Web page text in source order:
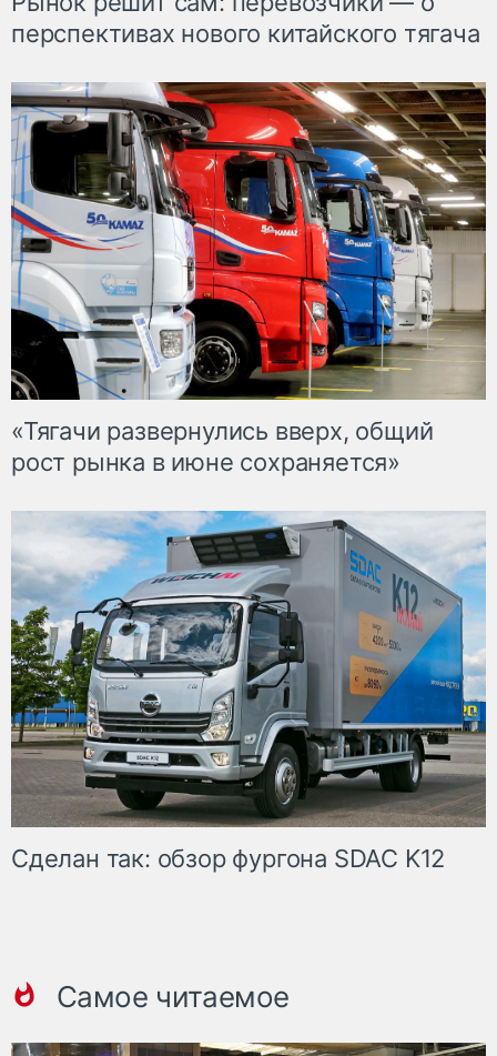
перспективах нового китайского тягача
«Тягачи развернулись вверх, общий
рост рынка в июне сохраняется»
Сделан так: обзор фургона SDAC K12
Самое читаемое